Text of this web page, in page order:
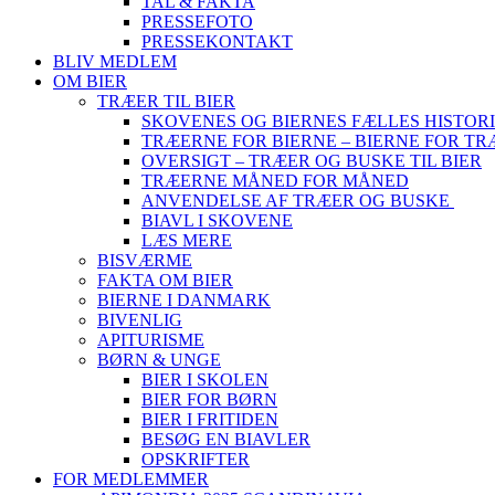
PRESSEFOTO
PRESSEKONTAKT
BLIV MEDLEM
OM BIER
TRÆER TIL BIER
SKOVENES OG BIERNES FÆLLES
TRÆERNE FOR BIERNE – BIERNE FOR
OVERSIGT – TRÆER OG BUSKE TIL BIER
TRÆERNE MÅNED FOR MÅNED
ANVENDELSE AF TRÆER OG BUSKE
BIAVL I SKOVENE
LÆS MERE
BISVÆRME
FAKTA OM BIER
BIERNE I DANMARK
BIVENLIG
APITURISME
BØRN & UNGE
BIER I SKOLEN
BIER FOR BØRN
BIER I FRITIDEN
BESØG EN BIAVLER
OPSKRIFTER
FOR MEDLEMMER